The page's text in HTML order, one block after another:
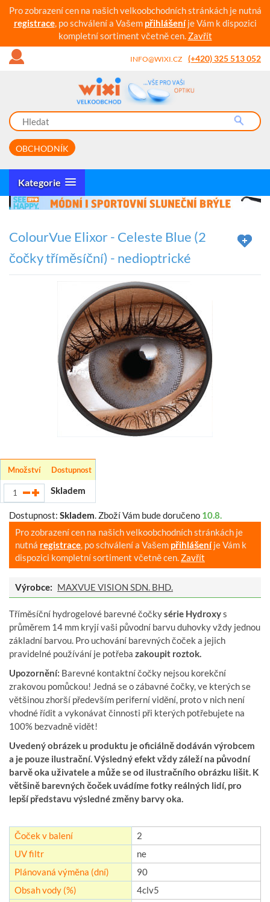
Pro zobrazení cen na našich velkoobchodních stránkách je nutná
registrace, po schválení a Vašem přihlášeníje Vám k dispozici
kompletní sortiment včetně cen. Zavřít
INFO@WIXI.CZ (+420) 325 513 052
OBCHODNÍK
Kategorie
ColourVue Elixor - Celeste Blue (2
čočky tříměsíční) - nedioptrické
Množství Dostupnost
Skladem
Dostupnost: Skladem. Zboží Vám bude doručeno 10.8.
Pro zobrazení cen na našich velkoobchodních stránkách je
nutná registrace, po schválení a Vašem přihlášeníje Vám k
dispozici kompletní sortiment včetně cen. Zavřít
Výrobce: MAXVUE VISION SDN. BHD.
Tříměsíční hydrogelové barevné čočkysérie Hydroxys
průměrem 14 mm kryjí vaši původní barvu duhovky vždy jednou
základní barvou. Pro uchování barevných čoček a jejich
pravidelné používání je potřeba zakoupit roztok.
Upozornění: Barevné kontaktní čočky nejsou korekční
zrakovou pomůckou! Jedná se o zábavné čočky, ve kterých se
většinou zhorší především periferní vidění, proto v nich není
vhodné řídit a vykonávat činnosti při kterých potřebujete na
100% bezvadně vidět!
Uvedený obrázek u produktu je oficiálně dodáván výrobcem
a je pouze ilustrační. Výsledný efekt vždy záleží na původní
barvě oka uživatele a může se od ilustračního obrázku lišit. K
většině barevných čoček uvádíme fotky reálných lidí, pro
lepší představu výsledné změny barvy oka.
Čoček v balení
2
UV filtr
ne
Plánovaná výměna (dní)
90
Obsah vody (%)
4clv5